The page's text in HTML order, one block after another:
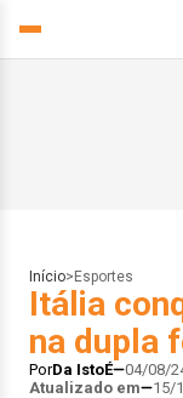
Início> Esportes
Itália
na dupla
PorDa IstoÉ 04/08/
Atualizado em
15/